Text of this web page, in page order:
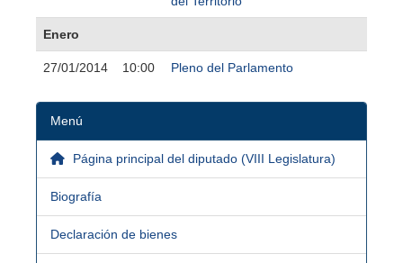
Enero
27/01/2014 10:00 Pleno del Parlamento
Menú
Página principal del diputado (VIII Legislatura)
Biografía
Declaración de bienes